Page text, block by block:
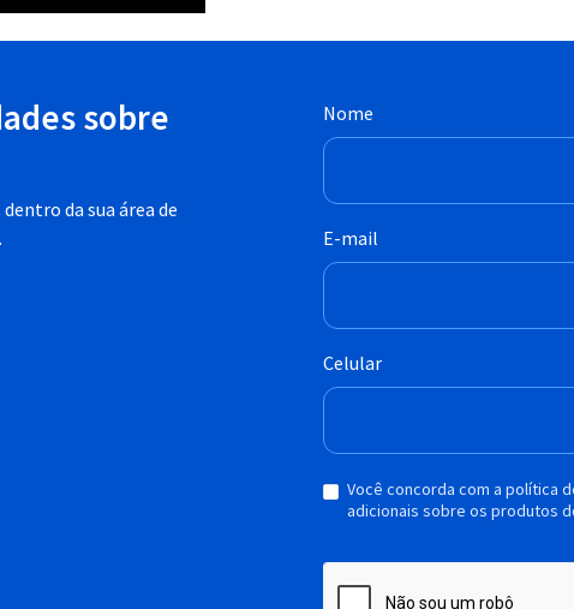
sobre
da sua área de
Nome
E-mail
Celular
Você concorda com a política
adicionais sobre os produtos